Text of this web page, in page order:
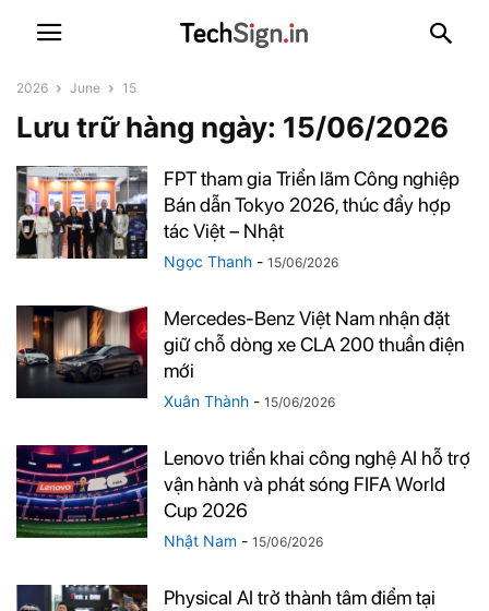
2026 June 15
Lưu trữ hàng ngày: 15/06/2026
FPT tham gia Triển lãm Công nghiệp
Bán dẫn Tokyo 2026, thúc đẩy hợp
tác Việt – Nhật
Ngọc Thanh - 15/06/2026
Mercedes-Benz Việt Nam nhận đặt
giữ chỗ dòng xe CLA 200 thuần điện
mới
Xuân Thành - 15/06/2026
Lenovo triển khai công nghệ AI hỗ trợ
vận hành và phát sóng FIFA World
Cup 2026
Nhật Nam - 15/06/2026
Physical AI trở thành tâm điểm tại